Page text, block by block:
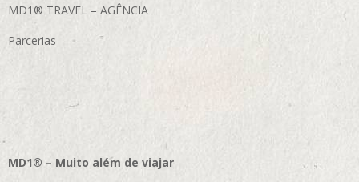
MD1® TRAVEL – AGÊNCIA
Parcerias
MD1® – Muito além de viajar